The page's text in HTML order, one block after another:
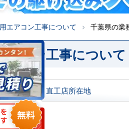
エアコン工事について chevron_right 千葉県の業
アコン工事について
直工店所在地